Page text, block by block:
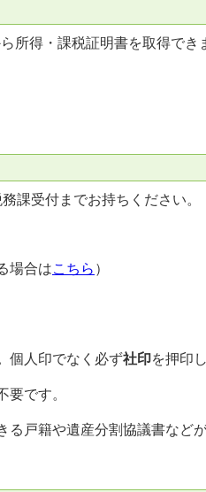
所得・課税証明書を取得で
課受付までお持ちください。
場合はこちら）
個人印でなく必ず社印を押印
です。
戸籍や遺産分割協議書など